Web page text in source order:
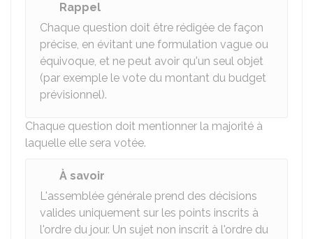
Rappel
Chaque question doit être rédigée de façon
précise, en évitant une formulation vague ou
équivoque, et ne peut avoir qu'un seul objet
(par exemple le vote du montant du budget
prévisionnel).
Chaque question doit mentionner la majorité à
laquelle elle sera votée.
À savoir
L'assemblée générale prend des décisions
valides uniquement sur les points inscrits à
l'ordre du jour. Un sujet non inscrit à l'ordre du